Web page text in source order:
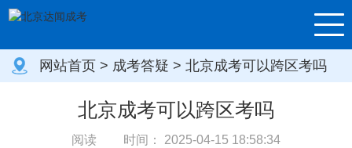
网站首页 > 成考答疑 > 北京成考可以跨区考吗
北京成考可以跨区考吗
阅读 时间： 2025-04-15 18:58:34